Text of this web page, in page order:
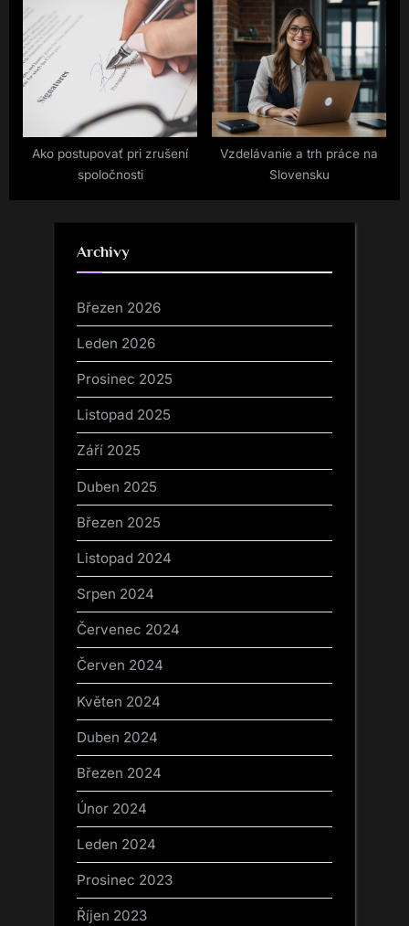
Ako postupovať pri zrušení
spoločnosti
Vzdelávanie a trh práce na
Slovensku
Archivy
Březen 2026
Leden 2026
Prosinec 2025
Listopad 2025
Září 2025
Duben 2025
Březen 2025
Listopad 2024
Srpen 2024
Červenec 2024
Červen 2024
Květen 2024
Duben 2024
Březen 2024
Únor 2024
Leden 2024
Prosinec 2023
Říjen 2023